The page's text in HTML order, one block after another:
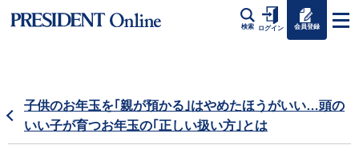
検索 ログイン 会員登録
子供のお年玉を｢親が預かる｣はやめたほうがいい…頭の
いい子が育つお年玉の｢正しい扱い方｣とは